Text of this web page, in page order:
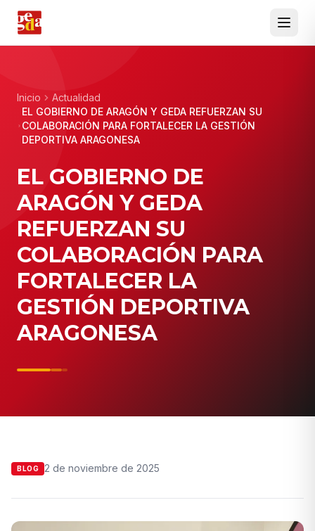
Inicio
Actualidad
EL GOBIERNO DE ARAGÓN Y GEDA REFUERZAN SU
COLABORACIÓN PARA FORTALECER LA GESTIÓN
DEPORTIVA ARAGONESA
EL GOBIERNO DE
ARAGÓN Y GEDA
REFUERZAN SU
COLABORACIÓN PARA
FORTALECER LA
GESTIÓN DEPORTIVA
ARAGONESA
BLOG 2 de noviembre de 2025